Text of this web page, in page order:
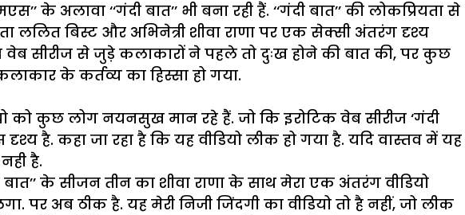
के अलावा ‘‘गंदी बात’’ भी बना रही हैं. ‘‘गंदी बात’’ की लोकप्रियता से
बिस्ट और अभिनेत्री शीवा राणा पर एक सेक्सी अंतरंग दृश्य
वेब सीरीज से जुड़े कलाकारों ने पहले तो दुःख होने की बात की, पर कुछ
के कर्तव्य का हिस्सा हो गया.
को कुछ लोग नयनसुख मान रहे हैं. जो कि इरोटिक वेब सीरीज ‘गंदी
है. कहा जा रहा है कि यह वीडियो लीक हो गया है. यदि वास्तव में यह
है.
के सीजन तीन का शीवा राणा के साथ मेरा एक अंतरंग वीडियो
पर अब ठीक है. यह मेरी निजी जिंदगी का वीडियो तो है नहीं, जो लीक